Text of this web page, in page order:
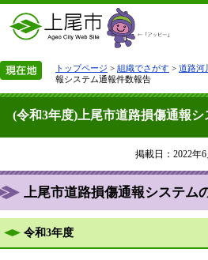
トップページ > 組織でさがす > 道路河
報システム通報件数報告
(令和3年度)上尾市道路損傷通報
掲載日：2022年
上尾市道路損傷通報システム
令和3年度